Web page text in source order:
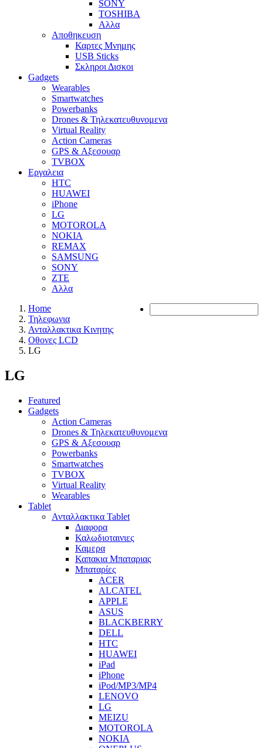
SONY
TOSHIBA
Αλλα
Αποθηκευση
Καρτες Μνημης
USB Sticks
Σκληροι Δισκοι
Gadgets
Wearables
Smartwatches
Powerbanks
Drones & Τηλεκατευθυνομενα
Virtual Reality
Action Cameras
GPS & Αξεσουαρ
TVBOX
Εργαλεια
HTC
HUAWEI
iPhone
LG
MOTOROLA
NOKIA
REMAX
SAMSUNG
SONY
ZTE
Αλλα
Home
Τηλεφωνια
Ανταλλακτικα Κινητης
Οθονες LCD
LG
LG
Featured
Gadgets
Action Cameras
Drones & Τηλεκατευθυνομενα
GPS & Αξεσουαρ
Powerbanks
Smartwatches
TVBOX
Virtual Reality
Wearables
Tablet
Ανταλλακτικα Tablet
Διαφορα
Καλωδιοταινιες
Καμερα
Καπακια Μπαταριας
Μπαταρίες
ACER
ALCATEL
APPLE
ASUS
BLACKBERRY
DELL
HTC
HUAWEI
iPad
iPhone
iPod/MP3/MP4
LENOVO
LG
MEIZU
MOTOROLA
NOKIA